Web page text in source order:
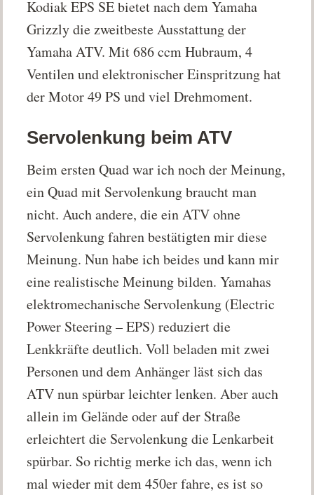
Kodiak EPS SE bietet nach dem Yamaha
Grizzly die zweitbeste Ausstattung der
Yamaha ATV. Mit 686 ccm Hubraum, 4
Ventilen und elektronischer Einspritzung hat
der Motor 49 PS und viel Drehmoment.
Servolenkung beim ATV
Beim ersten Quad war ich noch der Meinung,
ein Quad mit Servolenkung braucht man
nicht. Auch andere, die ein ATV ohne
Servolenkung fahren bestätigten mir diese
Meinung. Nun habe ich beides und kann mir
eine realistische Meinung bilden. Yamahas
elektromechanische Servolenkung (Electric
Power Steering – EPS) reduziert die
Lenkkräfte deutlich. Voll beladen mit zwei
Personen und dem Anhänger läst sich das
ATV nun spürbar leichter lenken. Aber auch
allein im Gelände oder auf der Straße
erleichtert die Servolenkung die Lenkarbeit
spürbar. So richtig merke ich das, wenn ich
mal wieder mit dem 450er fahre, es ist so